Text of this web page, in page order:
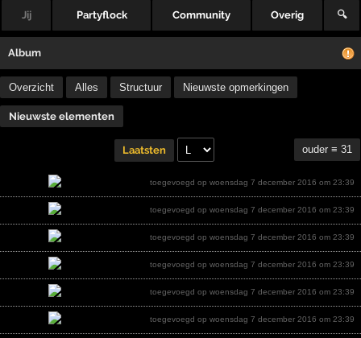
Jij Partyflock Community Overig 🔍
Album
Overzicht Alles Structuur Nieuwste opmerkingen
Nieuwste elementen
Laatsten ouder ≡ 31
toegevoegd op woensdag 7 december 2016 om 23:39
toegevoegd op woensdag 7 december 2016 om 23:39
toegevoegd op woensdag 7 december 2016 om 23:39
toegevoegd op woensdag 7 december 2016 om 23:39
toegevoegd op woensdag 7 december 2016 om 23:39
toegevoegd op woensdag 7 december 2016 om 23:39